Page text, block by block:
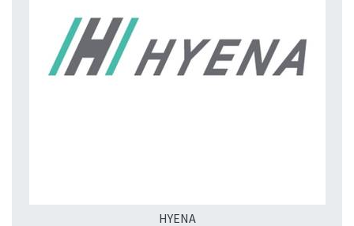
HYENA